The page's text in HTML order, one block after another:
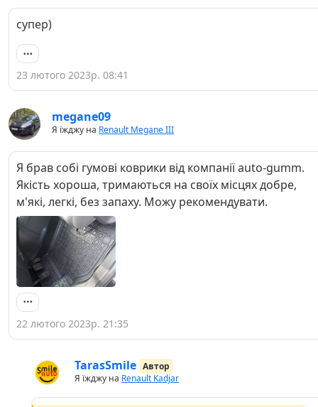
супер)
23 лютого 2023р. 08:41
megane09
Я їжджу на Renault Megane III
Я брав собі гумові коврики від компанії auto-gumm.
Якість хороша, тримаються на своїх місцях добре,
м'які, легкі, без запаху. Можу рекомендувати.
22 лютого 2023р. 21:35
TarasSmile Автор
Я їжджу на Renault Kadjar